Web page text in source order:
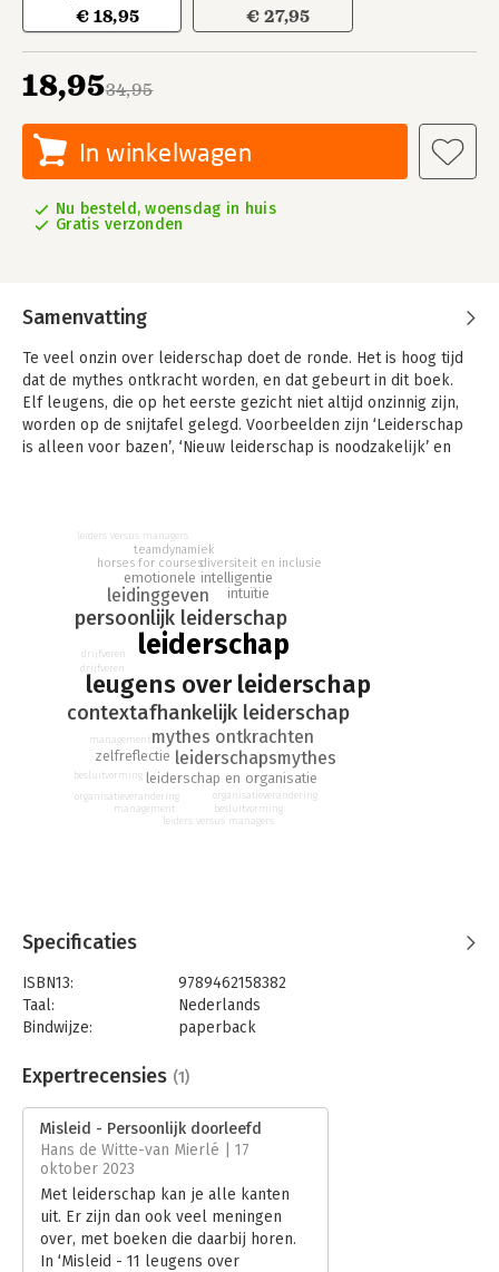
€ 18,95 € 27,95
34,95
18,95
In winkelwagen
Nu besteld, woensdag in huis
Gratis verzonden
Samenvatting
Te veel onzin over leiderschap doet de ronde. Het is hoog tijd
dat de mythes ontkracht worden, en dat gebeurt in dit boek.
Elf leugens, die op het eerste gezicht niet altijd onzinnig zijn,
worden op de snijtafel gelegd. Voorbeelden zijn ‘Leiderschap
is alleen voor bazen’, ‘Nieuw leiderschap is noodzakelijk’ en
duidelijk wat wel en niet waar is over leiders en leiderschap. In
de epiloog van het boek worden inzichten uit de leugens
gedistilleerd, die duidelijk maken hoe je een leider wordt, wat
leiders effectief maakt en hoe ze effectief blijven. Een
onmisbaar boek voor leiders en zij die dat willen worden.
leiderschap
leugens over leiderschap
contextafhankelijk leiderschap
persoonlijk leiderschap
mythes ontkrachten
leidinggeven
leiderschapsmythes
emotionele intelligentie
intuïtie
leiderschap en organisatie
zelfreflectie
horses for courses
teamdynamiek
diversiteit en inclusie
management
drijfveren
organisatieverandering
besluitvorming
leiders versus managers
management
drijfveren
organisatieverandering
besluitvorming
leiders versus managers
Specificaties
ISBN13:
9789462158382
Taal:
Nederlands
Bindwijze:
paperback
Uitgever:
VMN Media
Verschijningsdatum:
6-9-2023
Hoofdrubriek: Leiderschap
Expertrecensies (1)
Misleid - Persoonlijk doorleefd
Hans de Witte-van Mierlé | 17
oktober 2023
Met leiderschap kan je alle kanten
uit. Er zijn dan ook veel meningen
over, met boeken die daarbij horen.
In ‘Misleid - 11 leugens over